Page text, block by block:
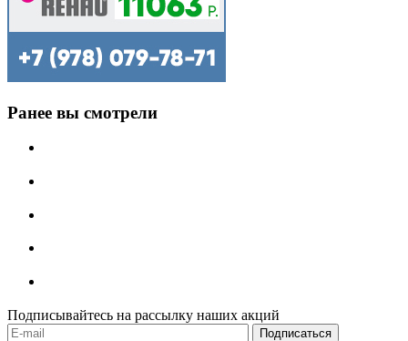
Ранее вы смотрели
Подписывайтесь на рассылку наших акций